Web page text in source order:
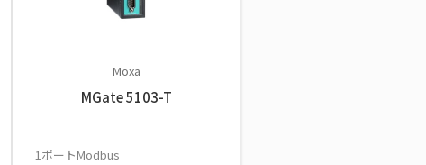
Moxa
MGate 5103-T
1ポートModbus